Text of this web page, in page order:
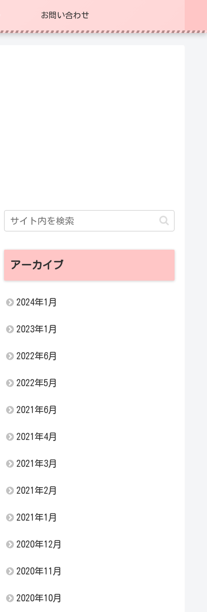
お問い合わせ
アーカイブ
2024年1月
2023年1月
2022年6月
2022年5月
2021年6月
2021年4月
2021年3月
2021年2月
2021年1月
2020年12月
2020年11月
2020年10月